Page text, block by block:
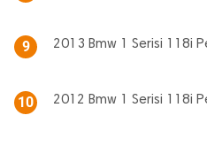
9 2013 Bmw 1 Serisi 118i
10 2012 Bmw 1 Serisi 118i